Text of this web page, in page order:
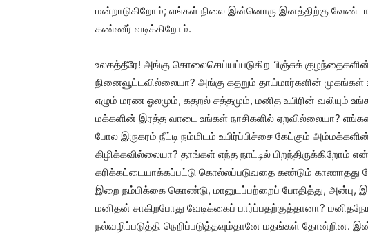
மன்றாடுகிறோம்; எங்கள் நிலை இன்னொரு இனத்திற்கு வேண்டாம்
கண்ணீர் வடிக்கிறோம்.
உலகத்தீரே! அங்கு கொலைசெய்யப்படுகிற பிஞ்சுக்
நினைவூட்டவில்லையா? அங்கு கதறும் தாய்மார்களின்
எழும் மரண ஓலமும், கதறல் சத்தமும், மனித உயிரின்
மக்களின் இரத்த வாடை உங்கள் நாசிகளில் ஏறவில்லையா?
போல இருகரம் நீட்டி நம்மிடம் உயிர்ப்பிச்சை கேட்கும்
கிழிக்கவில்லையா? தாங்கள் எந்த நாட்டில் பிறந்திருக்கிறோம்
கரிக்கட்டையாக்கப்பட்டு கொல்லப்படுவதை கண்டும் காணாதது
இறை நம்பிக்கை கொண்டு, மானுடப்பற்றைப் போதித்து, அன்பு,
மனிதன் சாகிறபோது வேடிக்கைப் பார்ப்பதற்குத்தானா?
நல்வழிப்படுத்தி நெறிப்படுத்தவும்தானே மதங்கள் தோன்றின.